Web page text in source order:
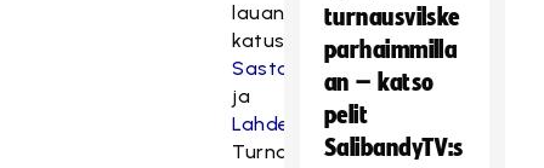
lauantaina
katusählyillään
Sastamalassa
ja
Lahdessa !
Turnauksiin
turnausvilske
parhaimmilla
an – katso
pelit
SalibandyTV:s